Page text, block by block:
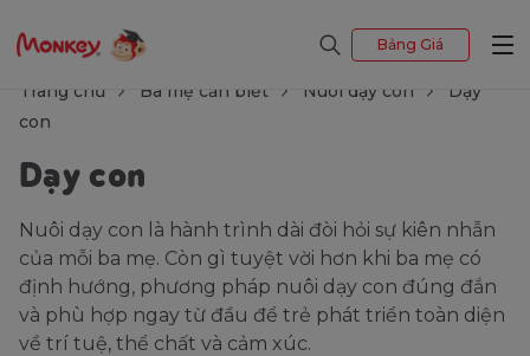
Bảng Giá
Trang chủ Ba mẹ cần biết Nuôi dạy con
Dạy
con
Dạy con
Nuôi dạy con là hành trình dài đòi hỏi sự kiên nhẫn
của mỗi ba mẹ. Còn gì tuyệt vời hơn khi ba mẹ có
định hướng, phương pháp nuôi dạy con đúng đắn
và phù hợp ngay từ đầu để trẻ phát triển toàn diện
về trí tuệ, thể chất và cảm xúc.